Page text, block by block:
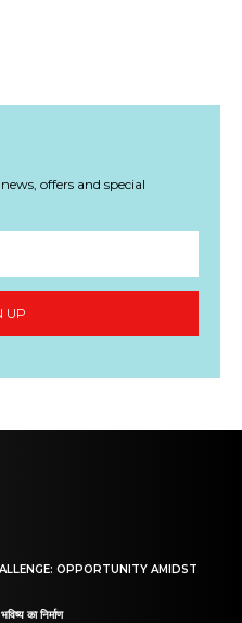
offers and special
UP
OPPORTUNITY AMIDST
का निर्माण